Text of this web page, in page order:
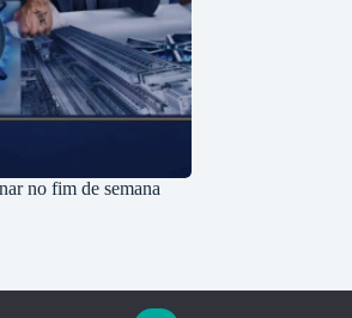
no fim de semana